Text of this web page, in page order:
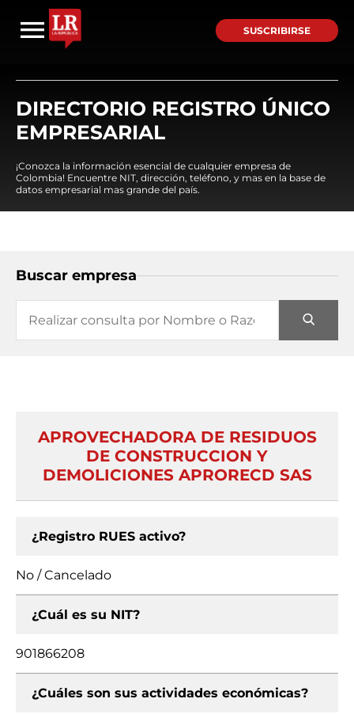
SUSCRIBIRSE
DIRECTORIO REGISTRO ÚNICO
EMPRESARIAL
¡Conozca la información esencial de cualquier empresa de
Colombia! Encuentre NIT, dirección, teléfono, y mas en la base de
datos empresarial mas grande del país.
Buscar empresa
APROVECHADORA DE RESIDUOS
DE CONSTRUCCION Y
DEMOLICIONES APRORECD SAS
¿Registro RUES activo?
No / Cancelado
¿Cuál es su NIT?
901866208
¿Cuáles son sus actividades económicas?